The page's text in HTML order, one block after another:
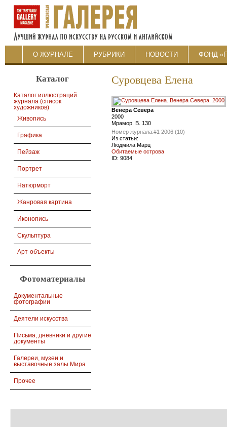
О ЖУРНАЛЕ РУБРИКИ НОВОСТИ ФОНД
Каталог
Каталог иллюстраций
журнала (список
художников)
Живопись
Графика
Пейзаж
Портрет
Натюрморт
Жанровая картина
Иконопись
Скульптура
Арт-объекты
Фотоматериалы
Документальные
фотографии
Деятели искусства
Письма, дневники и другие
документы
Галереи, музеи и
выставочные залы Мира
Прочее
Суровцева Елена
Венера Севера
2000
Мрамор. В. 130
Номер журнала:#1 2006 (10)
Из статьи:
Людмила Марц
Обитаемые острова
ID: 9084